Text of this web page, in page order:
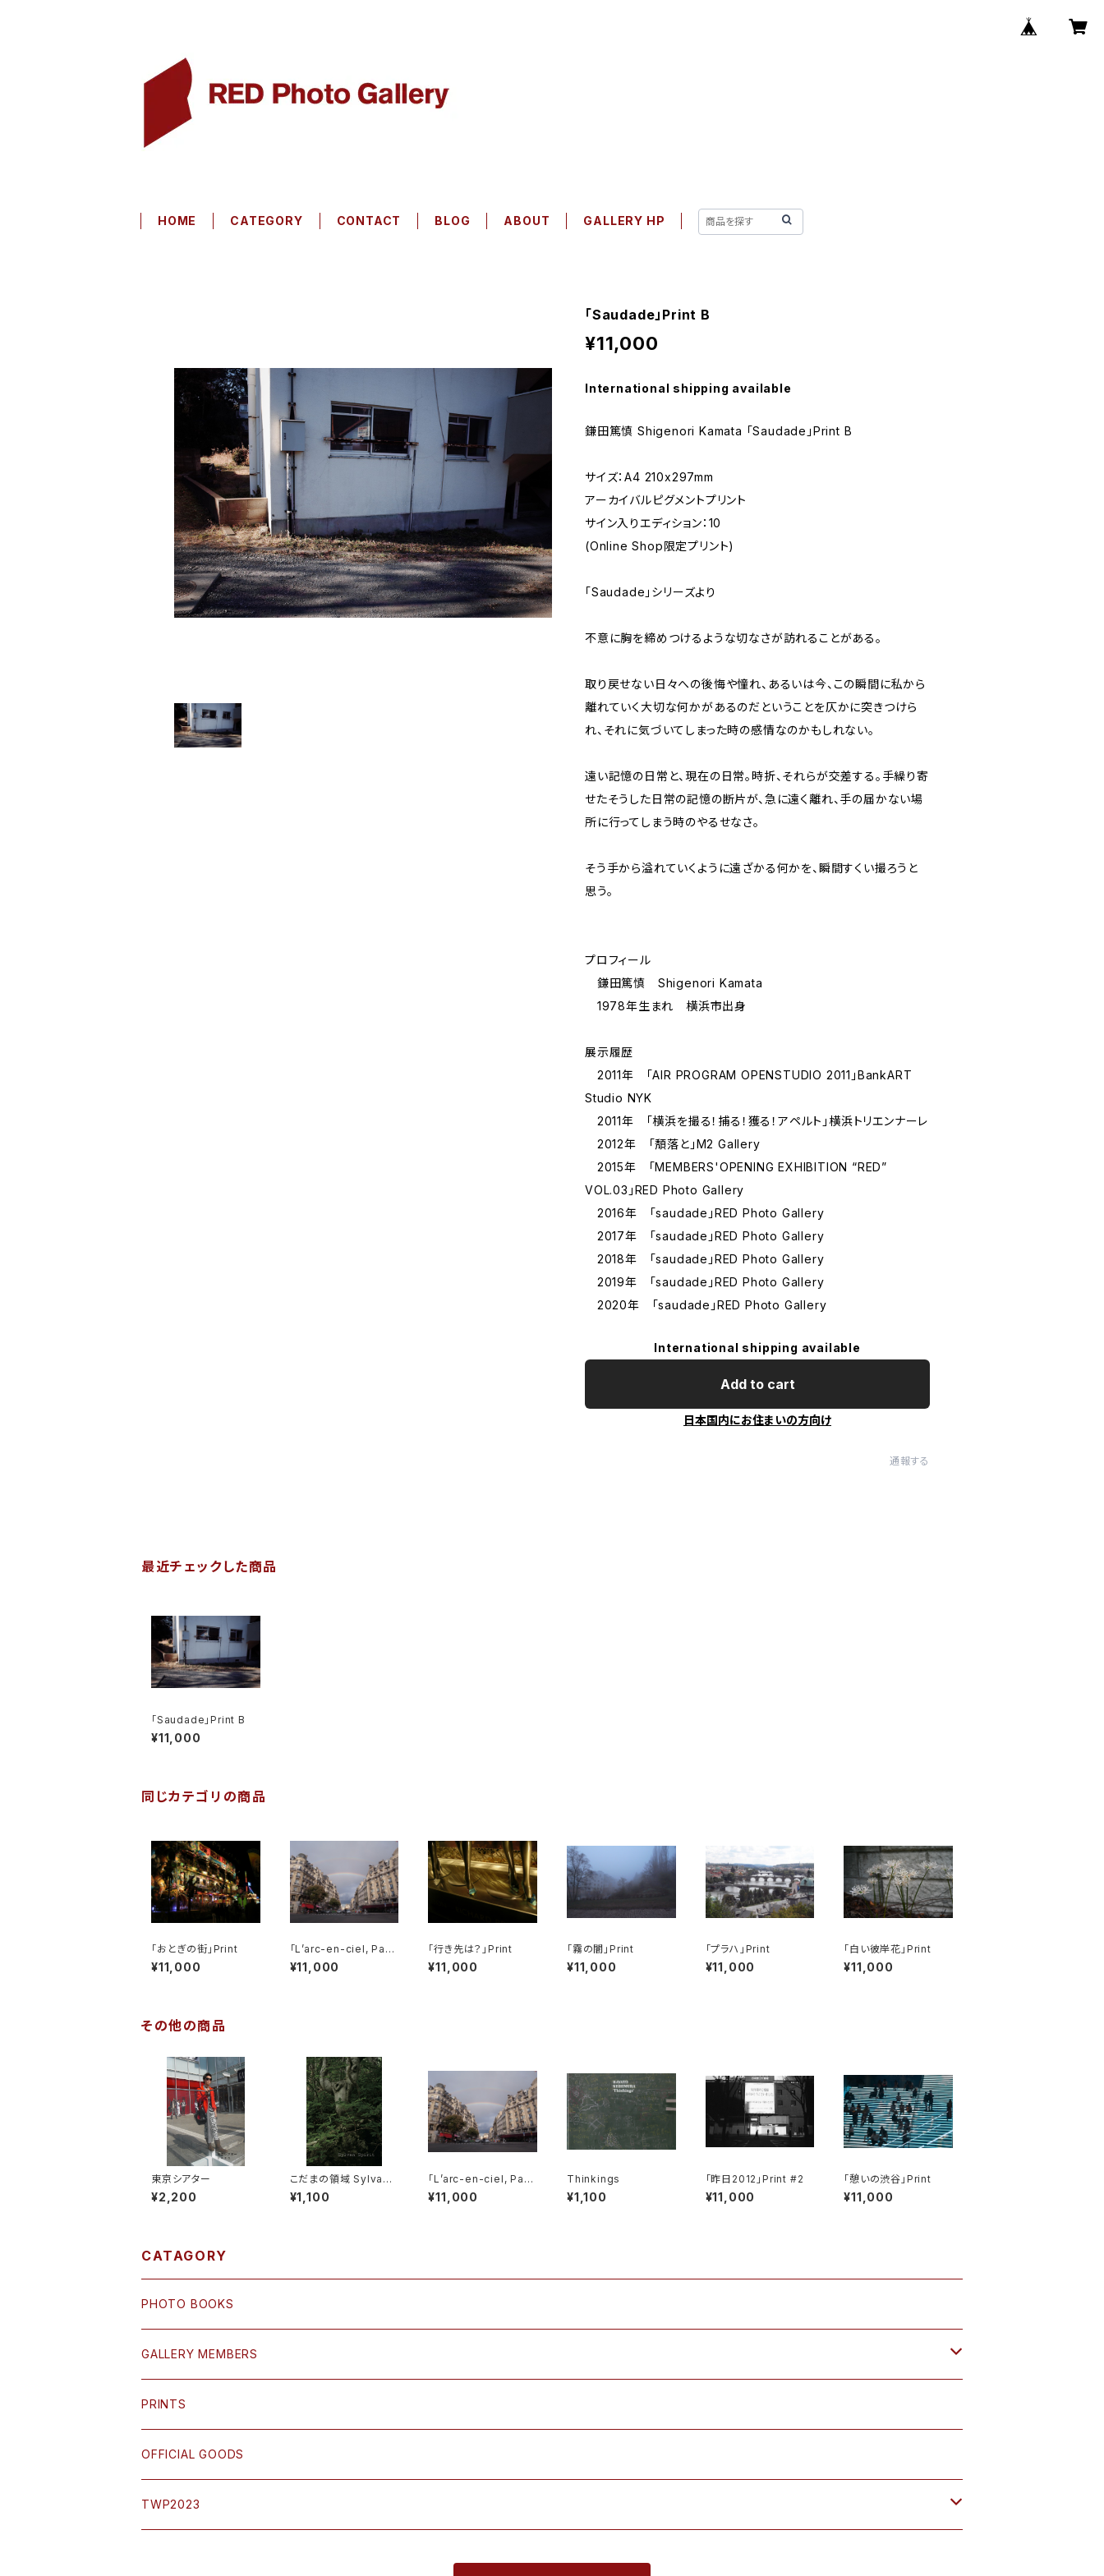
HOME CATEGORY CONTACT BLOG ABOUT GALLERY HP
「Saudade」Print B
¥11,000
International shipping available
鎌田篤慎 Shigenori Kamata 「Saudade」Print B
サイズ：A4 210x297mm
アーカイバルピグメントプリント
サイン入りエディション：10
(Online Shop限定プリント)
「Saudade」シリーズより
不意に胸を締めつけるような切なさが訪れることがある。
取り戻せない日々への後悔や憧れ、あるいは今、この瞬間に私から
離れていく大切な何かがあるのだということを仄かに突きつけら
れ、それに気づいてしまった時の感情なのかもしれない。
遠い記憶の日常と、現在の日常。時折、それらが交差する。手繰り寄
せたそうした日常の記憶の断片が、急に遠く離れ、手の届かない場
所に行ってしまう時のやるせなさ。
そう手から溢れていくように遠ざかる何かを、瞬間すくい撮ろうと
思う。
プロフィール
鎌田篤慎 Shigenori Kamata
1978年生まれ 横浜市出身
展示履歴
2011年 「AIR PROGRAM OPENSTUDIO 2011」BankART
Studio NYK
2011年 「横浜を撮る！捕る！獲る！アペルト」横浜トリエンナーレ
2012年 「頽落と」M2 Gallery
2015年 「MEMBERS'OPENING EXHIBITION “RED”
VOL.03」RED Photo Gallery
2016年 「saudade」RED Photo Gallery
2017年 「saudade」RED Photo Gallery
2018年 「saudade」RED Photo Gallery
2019年 「saudade」RED Photo Gallery
2020年 「saudade」RED Photo Gallery
International shipping available
Add to cart
日本国内にお住まいの方向け
通報する
最近チェックした商品
「Saudade」Print B
¥11,000
同じカテゴリの商品
「おとぎの街」Print
¥11,000
「L’arc-en-ciel, Pari
s」Print
¥11,000
「行き先は？」Print
¥11,000
「霧の闇」Print
¥11,000
「プラハ」Print
¥11,000
「白い彼岸花」Print
¥11,000
その他の商品
東京シアター
¥2,200
こだまの領域 SylvanS
pirit Vol.2
¥1,100
「L’arc-en-ciel, Pari
s」Print
¥11,000
Thinkings
¥1,100
「昨日2012」Print #2
¥11,000
「憩いの渋谷」Print
¥11,000
CATAGORY
PHOTO BOOKS
GALLERY MEMBERS
小島 三幸 Miyuki Ojima
鎌田 篤慎 Shigenori Kamata
木村英一郎 Eiichiro Kimura
PRINTS
OFFICIAL GOODS
TWP2023